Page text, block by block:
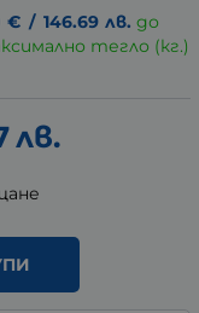
€ / 146.69 лв. до
тегло (кг.)
лв.